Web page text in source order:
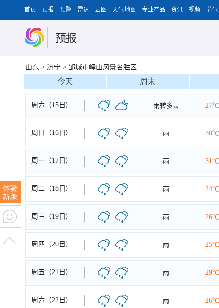
首页 预报 预警 雷达 云图 天气地图 专业产品 资讯 视频 节气
预报
山东 > 济宁 > 邹城市峄山风景名胜区
今天 周末
周六（15日） 雨转多云 27℃
周日（16日） 雨 30℃
周一（17日） 雨 31℃
周二（18日） 雨 24℃
周三（19日） 雨 26℃
周四（20日） 雨 25℃
周五（21日） 雨 29℃
周六（22日） 雨 26℃